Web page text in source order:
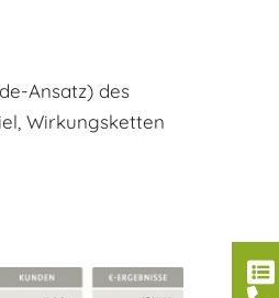
Ansatz) des
Wirkungsketten